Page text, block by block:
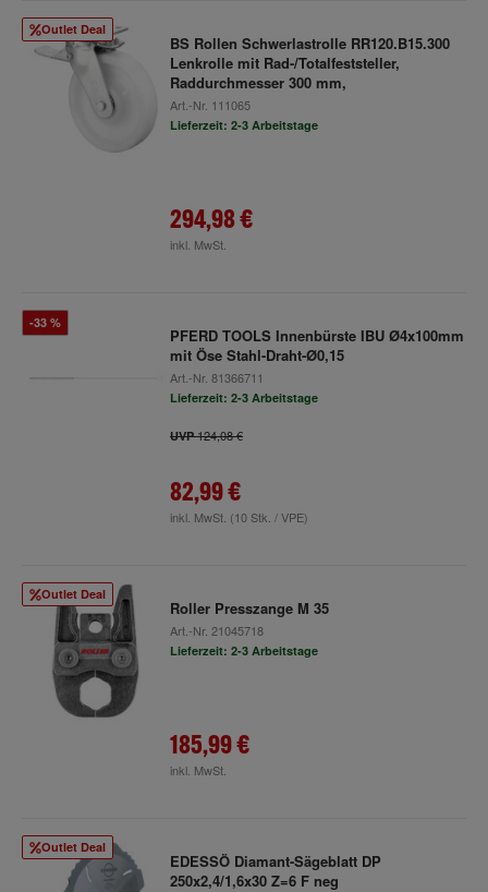
Outlet Deal
BS Rollen Schwerlastrolle RR120.B15.300
Lenkrolle mit Rad-/Totalfeststeller,
Raddurchmesser 300 mm,
Art.-Nr. 111065
Lieferzeit: 2-3 Arbeitstage
294,98 €
inkl. MwSt.
-33 %
PFERD TOOLS Innenbürste IBU Ø4x100mm
mit Öse Stahl-Draht-Ø0,15
Art.-Nr. 81366711
Lieferzeit: 2-3 Arbeitstage
UVP124,08 €
82,99 €
inkl. MwSt. (10 Stk. / VPE)
Outlet Deal
Roller Presszange M 35
Art.-Nr. 21045718
Lieferzeit: 2-3 Arbeitstage
185,99 €
inkl. MwSt.
Outlet Deal
EDESSÖ Diamant-Sägeblatt DP
250x2,4/1,6x30 Z=6 F neg